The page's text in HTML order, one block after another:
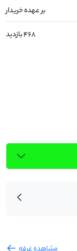
بر عهده خریدار
468 بازدید